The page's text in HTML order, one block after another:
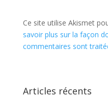
Ce site utilise Akismet
savoir plus sur la façon
commentaires sont
Articles récents